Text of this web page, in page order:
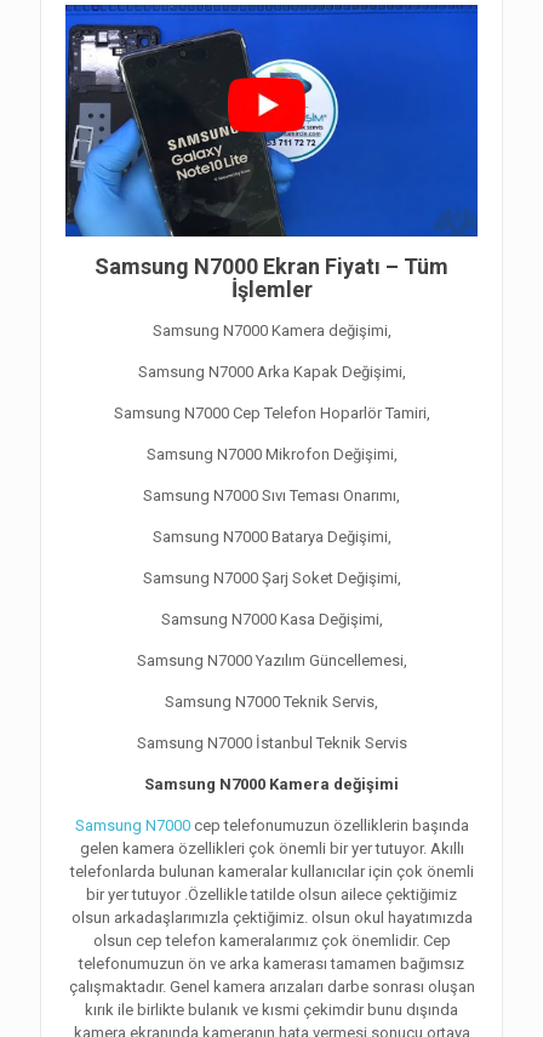
Samsung N7000 Ekran Fiyatı – Tüm
İşlemler
Samsung N7000 Kamera değişimi,
Samsung N7000 Arka Kapak Değişimi,
Samsung N7000 Cep Telefon Hoparlör Tamiri,
Samsung N7000 Mikrofon Değişimi,
Samsung N7000 Sıvı Teması Onarımı,
Samsung N7000 Batarya Değişimi,
Samsung N7000 Şarj Soket Değişimi,
Samsung N7000 Kasa Değişimi,
Samsung N7000 Yazılım Güncellemesi,
Samsung N7000 Teknik Servis,
Samsung N7000 İstanbul Teknik Servis
Samsung N7000 Kamera değişimi
Samsung N7000cep telefonumuzun özelliklerin başında
gelen kamera özellikleri çok önemli bir yer tutuyor. Akıllı
telefonlarda bulunan kameralar kullanıcılar için çok önemli
bir yer tutuyor .Özellikle tatilde olsun ailece çektiğimiz
olsun arkadaşlarımızla çektiğimiz. olsun okul hayatımızda
olsun cep telefon kameralarımız çok önemlidir. Cep
telefonumuzun ön ve arka kamerası tamamen bağımsız
çalışmaktadır. Genel kamera arızaları darbe sonrası oluşan
kırık ile birlikte bulanık ve kısmi çekimdir bunu dışında
kamera ekranında kameranın hata vermesi sonucu ortaya